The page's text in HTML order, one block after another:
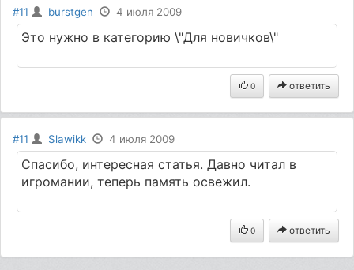
#11 burstgen 4 июля 2009
Это нужно в категорию \"Для новичков\"
0 ответить
#11 Slawikk 4 июля 2009
Спасибо, интересная статья. Давно читал в
игромании, теперь память освежил.
0 ответить